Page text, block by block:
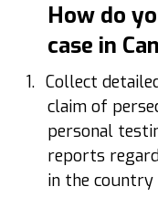
How do
case in
1. Collect
claim of
personal
reports
in the